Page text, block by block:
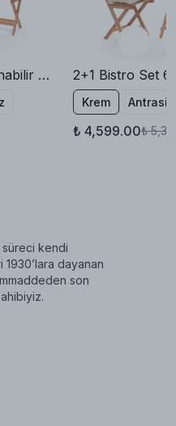
2+1 Bistro Set 50x50 Katlanabilir Bahçe Balkon Masa Sandalye
Krem Antrasit
₺ 4,599.00₺
süreci kendi
dayanan
son